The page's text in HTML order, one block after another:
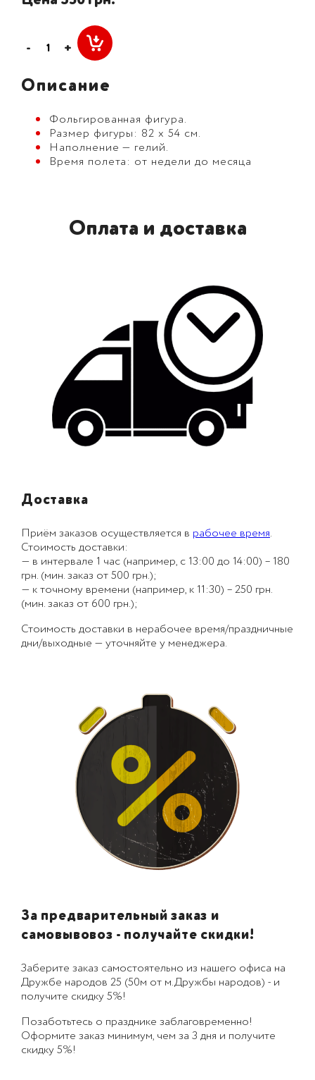
- +
Описание
Фольгированная фигура.
Размер фигуры: 82 х 54 см.
Наполнение — гелий.
Время полета: от недели до месяца
Оплата и доставка
Доставка
Приём заказов осуществляется в рабочее время.
Стоимость доставки:
— в интервале 1 час (например, с 13:00 до 14:00) – 180
грн. (мин. заказ от 500 грн.);
— к точному времени (например, к 11:30) – 250 грн.
(мин. заказ от 600 грн.);
Стоимость доставки в нерабочее время/праздничные
дни/выходные — уточняйте у менеджера.
За предварительный заказ и
самовывовоз - получайте скидки!
Заберите заказ самостоятельно из нашего офиса на
Дружбе народов 25 (50м от м.Дружбы народов) - и
получите скидку 5%!
Позаботьтесь о празднике заблаговременно!
Оформите заказ минимум, чем за 3 дня и получите
скидку 5%!